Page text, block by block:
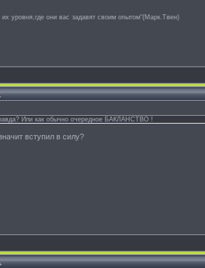
уровня,где они вас задавят своим опытом"(Марк.Твен)
Или как обычно очередное БАКЛАНСТВО !
вступил в силу?